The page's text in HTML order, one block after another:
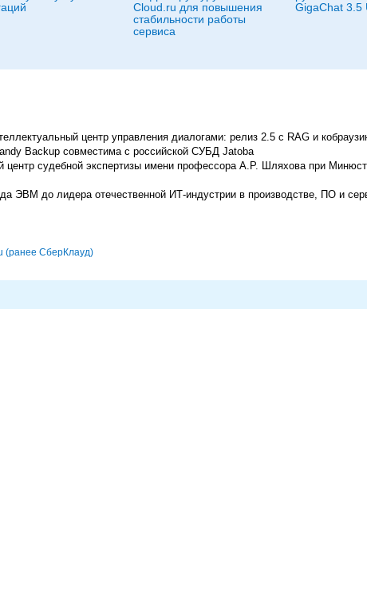
Cloud.ru для повышения
стабильности работы
сервиса
GigaChat 3.5
центр управления диалогами: релиз 2.5 с RAG и
Backup совместима с российской СУБД Jatoba
центр судебной экспертизы имени профессора А.Р. Шляхова при
ЭВМ до лидера отечественной ИТ-индустрии в производстве, ПО и
(ранее СберКлауд)